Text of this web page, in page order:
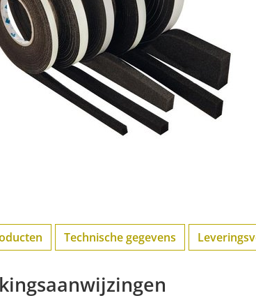
Technische gegevens